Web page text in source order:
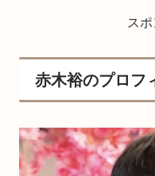
ス
赤木裕のプロフ